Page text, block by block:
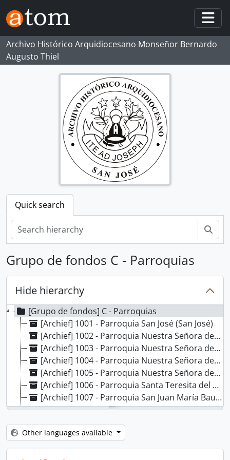
Skip to main content
Archivo Histórico Arquidiocesano Monseñor Bernardo
Augusto Thiel
Quick search
Grupo de fondos C - Parroquias
Hide hierarchy
[Grupo de fondos] C - Parroquias
[Archief] 1001 - Parroquia San José (San José)
[Archief] 1002 - Parroquia Nuestra Señora del Carmen (San José)
[Archief] 1003 - Parroquia Nuestra Señora de la Merced (San José)
[Archief] 1004 - Parroquia Nuestra Señora de la Soledad (San José)
[Archief] 1005 - Parroquia Nuestra Señora de la Dolorosa (San José)
[Archief] 1006 - Parroquia Santa Teresita del Niño Jesús (San José)
[Archief] 1007 - Parroquia San Juan María Bautista Vianney (San José)
[Archief] 1008 - Parroquia Nuestra Señora de Luján (San José)
[Archief] 1009 - Parroquia Nuestra Señora de la Medalla Milagrosa (Barrio Cuba, San José)
[Archief] 1010 - Parroquia Nuestra Señora del Perpetuo Socorro (San José)
[Archief] 1011 - Parroquia San Cayetano (San José)
Other languages available